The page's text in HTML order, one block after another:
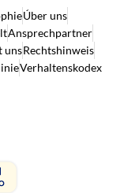
Úber uns
Ansprechpartner
unsRechtshinweis
Verhaltenskodex